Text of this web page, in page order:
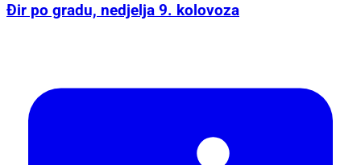
Đir po gradu, nedjelja 9. kolovoza